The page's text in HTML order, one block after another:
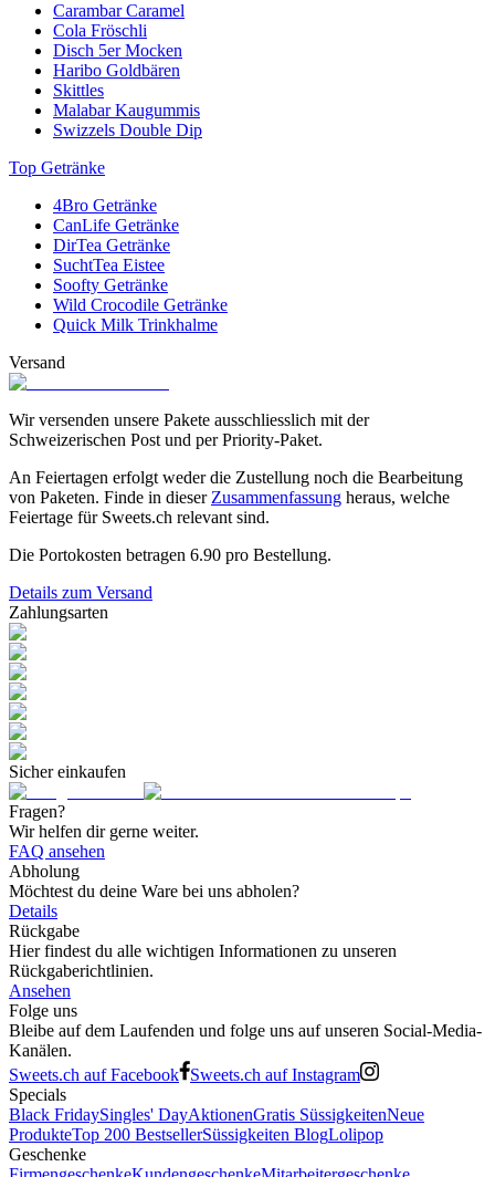
Carambar Caramel
Cola Fröschli
Disch 5er Mocken
Haribo Goldbären
Skittles
Malabar Kaugummis
Swizzels Double Dip
Top Getränke
4Bro Getränke
CanLife Getränke
DirTea Getränke
SuchtTea Eistee
Soofty Getränke
Wild Crocodile Getränke
Quick Milk Trinkhalme
Versand
Wir versenden unsere Pakete ausschliesslich mit der
Schweizerischen Post und per Priority-Paket.
An Feiertagen erfolgt weder die Zustellung noch die Bearbeitung
von Paketen. Finde in dieser Zusammenfassung heraus, welche
Feiertage für Sweets.ch relevant sind.
Die Portokosten betragen 6.90 pro Bestellung.
Details zum Versand
Zahlungsarten
Sicher einkaufen
Fragen?
Wir helfen dir gerne weiter.
FAQ ansehen
Abholung
Möchtest du deine Ware bei uns abholen?
Details
Rückgabe
Hier findest du alle wichtigen Informationen zu unseren
Rückgaberichtlinien.
Ansehen
Folge uns
Bleibe auf dem Laufenden und folge uns auf unseren Social-Media-
Kanälen.
Sweets.ch auf Facebook
Sweets.ch auf Instagram
Specials
Black FridaySingles' DayAktionenGratis SüssigkeitenNeue
ProdukteTop 200 BestsellerSüssigkeiten BlogLolipop
Geschenke